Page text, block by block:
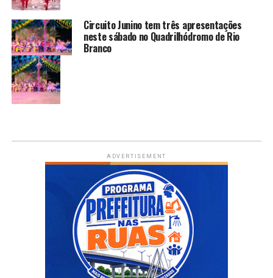
Circuito Junino tem três apresentações
neste sábado no Quadrilhódromo de Rio
Branco
ADVERTISEMENT